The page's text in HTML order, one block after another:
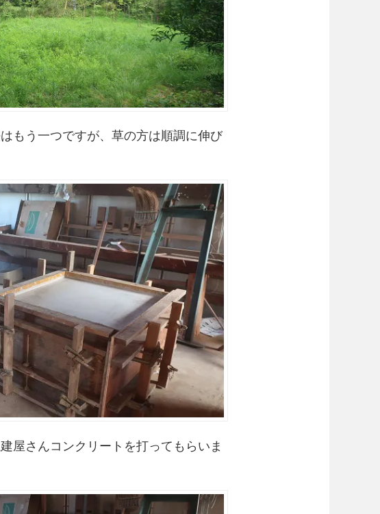
もう一つですが、草の方は順調に伸び
屋さんコンクリートを打ってもらいま